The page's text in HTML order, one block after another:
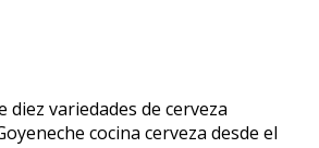
variedades de cerveza
cocina cerveza desde el